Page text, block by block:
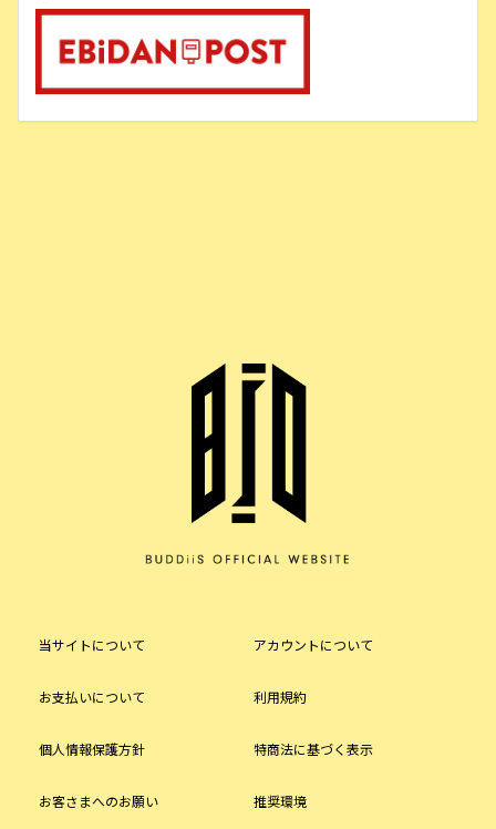
当サイトについて アカウントについて
お支払いについて 利用規約
個人情報保護方針 特商法に基づく表示
お客さまへのお願い 推奨環境